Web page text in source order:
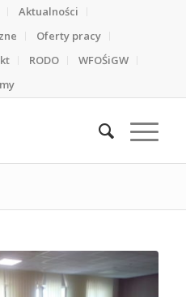
Aktualności
Oferty pracy
RODO
WFOŚiGW